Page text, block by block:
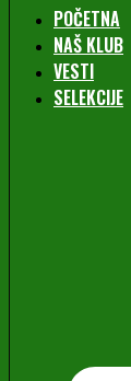
POČETNA
NAŠ KLUB
VESTI
SELEKCIJE